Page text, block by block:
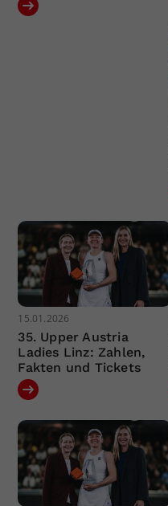
15.01.2026
35. Upper Austria
Ladies Linz: Zahlen,
Fakten und Tickets